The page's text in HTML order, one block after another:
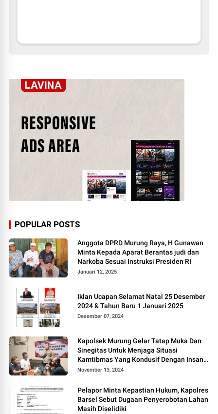
POPULAR POSTS
Anggota DPRD Murung Raya, H Gunawan
Minta Kepada Aparat Berantas judi dan
Narkoba Sesuai Instruksi Presiden RI
Januari 12, 2025
Iklan Ucapan Selamat Natal 25 Desember
2024 & Tahun Baru 1 Januari 2025
Desember 07, 2024
Kapolsek Murung Gelar Tatap Muka Dan
Sinegitas Untuk Menjaga Situasi
Kamtibmas Yang Kondusif Dengan Insan
Pers
November 13, 2024
Pelapor Minta Kepastian Hukum, Kapolres
Barsel Sebut Dugaan Penyerobotan Lahan
Masih Diselidiki